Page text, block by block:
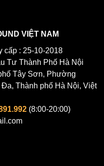
dễ dàng kết nối với các
các không gian khác nhau.
jack Speakon thông
thời gian.
gỗ bạch dương cao cấp, sơn
màu theo bảng màu RAL
VIỆT NAM
cấp : 25-10-2018
Tư Thành Phố Hà Nội
Tây Sơn, Phường
Thành phố Hà Nội, Việt
(8:00-20:00)